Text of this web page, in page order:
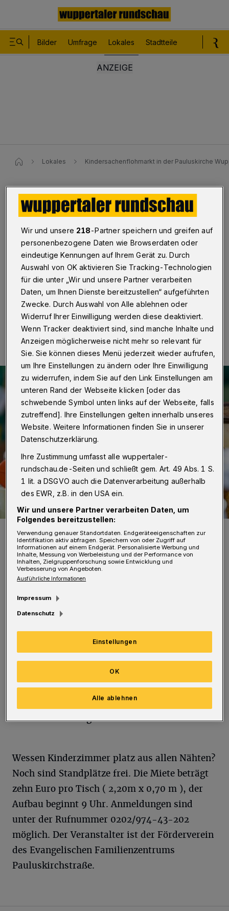
Bilder Umfrage Lokales Stadtteile
Lokales Kindersachenflohmarkt in der Pauluskirche
Kindersachenflohmarkt in der
Pauluskirche
Wuppertal· Am 14. März findet in der Pauluskirche in
Wuppertal-Unterbarmen wieder ein
Kindersachenflohmarkt statt.
13.02.2020 , 09:46 Uhr Eine Minute Lesezeit
einen neuen Besitzer.
Foto: Wuppertaler Rundschau/Max Höllwarth
A m Samstag, 14. März, findet von 10 bis 13
Uhr wieder ein Kindersachenflohmarkt
in der Pauluskirche an der Pauluskirchstraße
8 in Unterbarmen statt.
Neben vielen Schnäppchen wird es in der
Cafeteria belegte Brötchen, Tee, Kaffee und
andere Getränke geben.
Wessen Kinderzimmer platz aus allen Nähten?
Noch sind Standplätze frei. Die Miete beträgt
zehn Euro pro Tisch ( 2,20m x 0,70 m ), der
Aufbau beginnt 9 Uhr. Anmeldungen sind
unter der Rufnummer 0202/974-43-202
möglich. Der Veranstalter ist der Förderverein
des Evangelischen Familienzentrums
Pauluskirchstraße.
Wir und unsere 218-Partner speichern und greifen auf
personenbezogene Daten wie Browserdaten oder
eindeutige Kennungen auf Ihrem Gerät zu. Durch
Auswahl von OK aktivieren Sie Tracking-Technologien
für die unter „Wir und unsere Partner verarbeiten
Daten, um Ihnen Dienste bereitzustellen“ aufgeführten
Zwecke. Durch Auswahl von Alle ablehnen oder
Widerruf Ihrer Einwilligung werden diese deaktiviert.
Wenn Tracker deaktiviert sind, sind manche Inhalte und
Anzeigen möglicherweise nicht mehr so relevant für
Sie. Sie können dieses Menü jederzeit wieder aufrufen,
um Ihre Einstellungen zu ändern oder Ihre Einwilligung
zu widerrufen, indem Sie auf den Link Einstellungen am
unteren Rand der Webseite klicken [oder das
schwebende Symbol unten links auf der Webseite, falls
zutreffend]. Ihre Einstellungen gelten innerhalb unseres
Website. Weitere Informationen finden Sie in unserer
Datenschutzerklärung.
Ihre Zustimmung umfasst alle wuppertaler-
rundschau.de-Seiten und schließt gem. Art. 49 Abs. 1 S.
1 lit. a DSGVO auch die Datenverarbeitung außerhalb
des EWR, z.B. in den USA ein.
Wir und unsere Partner verarbeiten Daten, um
Folgendes bereitzustellen:
Verwendung genauer Standortdaten. Endgeräteeigenschaften zur
Identifikation aktiv abfragen. Speichern von oder Zugriff auf
Informationen auf einem Endgerät. Personalisierte Werbung und
Inhalte, Messung von Werbeleistung und der Performance von
Inhalten, Zielgruppenforschung sowie Entwicklung und
Verbesserung von Angeboten.
Ausführliche Informationen
Impressum
Datenschutz
Einstellungen
Alle ablehnen
OK